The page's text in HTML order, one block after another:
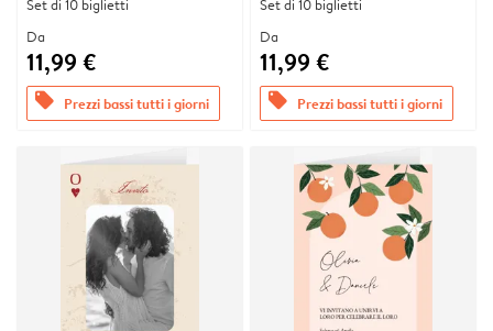
Set di 10 biglietti
Da
11,99 €
offers Prezzi bassi tutti i giorni
Set di 10 biglietti
Da
11,99 €
offers Prezzi bassi tutti i giorni